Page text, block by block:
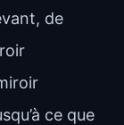
de
ce que